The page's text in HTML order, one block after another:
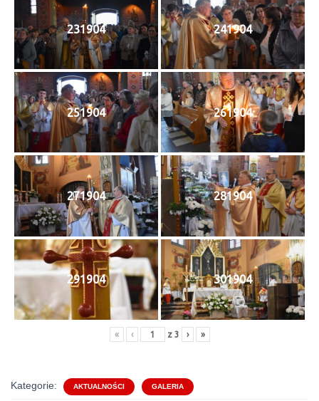
231904 241904
251904 261904
271904 281904
291904 301904
« ‹ z 3 › »
Kategorie: AKTUALNOŚCI GALERIA